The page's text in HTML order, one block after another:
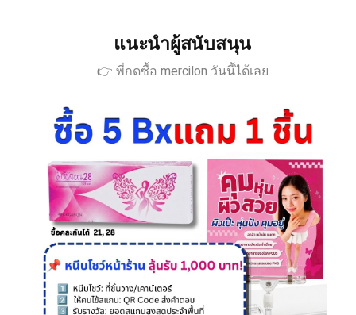
แนะนำผู้สนับสนุน
👉 พี่กดซื้อ mercilon วันนี้ได้เลย